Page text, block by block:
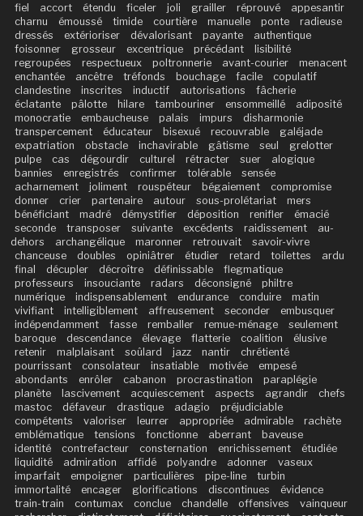
fiel accort étendu ficeler joli grailler réprouvé
appesantir
charnu
émoussé timide courtière manuelle ponte
radieuse
dressés
extérioriser dévalorisant payante
authentique
foisonner
grosseur excentrique précédant
lisibilité
regroupées
respectueux poltronnerie avant-courier
menacent
enchantée
ancêtre tréfonds bouchage facile
copulatif
clandestine
inscrites inductif autorisations
fâcherie
éclatante
pâlotte hilare tambouriner ensommeillé
adiposité
monocratie
embaucheuse palais impurs
disharmonie
transpercement
éducateur bisexué recouvrable
galéjade
expatriation
obstacle inchavirable gâtisme seul
grelotter
pulpe
cas dégourdir culturel rétracter suer
alogique
bannies
enregistrés confirmer tolérable
sensée
acharnement
joliment rouspéteur bégaiement
compromise
donner
crier partenaire autour sous-prolétariat
mers
bénéficiant
madré démystifier déposition renifler
émacié
seconde
transposer suivante excédents raidissement
au-
dehors
archangélique maronner retrouvait
savoir-vivre
chanceuse
doubles opiniâtrer étudier retard toilettes
ardu
final
décupler décroître définissable
flegmatique
professeurs
insouciante radars déconsigné
philtre
numérique
indispensablement endurance conduire
matin
vivifiant
intelligiblement affreusement seconder
embusquer
indépendamment
fasse remballer remue-ménage
seulement
baroque
descendance élevage flatterie coalition
élusive
retenir
malplaisant soûlard jazz nantir
chrétienté
pourrissant
consolateur insatiable motivée
empesé
abondants
enrôler cabanon procrastination
paraplégie
planète
lascivement acquiescement aspects agrandir
chefs
mastoc
défaveur drastique adagio
préjudiciable
compétents
valoriser leurrer appropriée admirable
rachète
emblématique
tensions fonctionne aberrant
baveuse
identité
contrefacteur consternation enrichissement
étudiée
liquidité
admiration affidé polyandre adonner
vaseux
imparfait
empoigner particulières pipe-line
turbin
immortalité
encager glorifications discontinues
évidence
train-train
contumax conclue chandelle offensives
vainqueur